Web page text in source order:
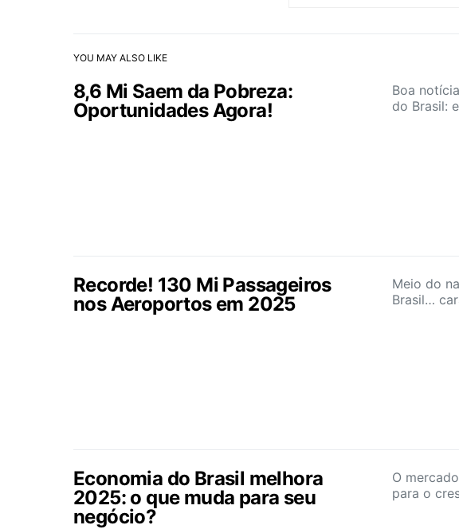
YOU MAY ALSO LIKE
8,6 Mi Saem da Pobreza:
Oportunidades Agora!
Boa
do Brasil:
Recorde! 130 Mi Passageiros
nos Aeroportos em 2025
Meio do
Brasil…
Economia do Brasil melhora
2025: o que muda para seu
negócio?
O
para o